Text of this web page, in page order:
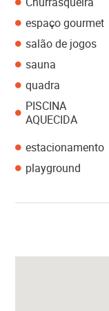
espaço gourmet
salão de jogos
sauna
quadra
PISCINA
AQUECIDA
estacionamento
playground